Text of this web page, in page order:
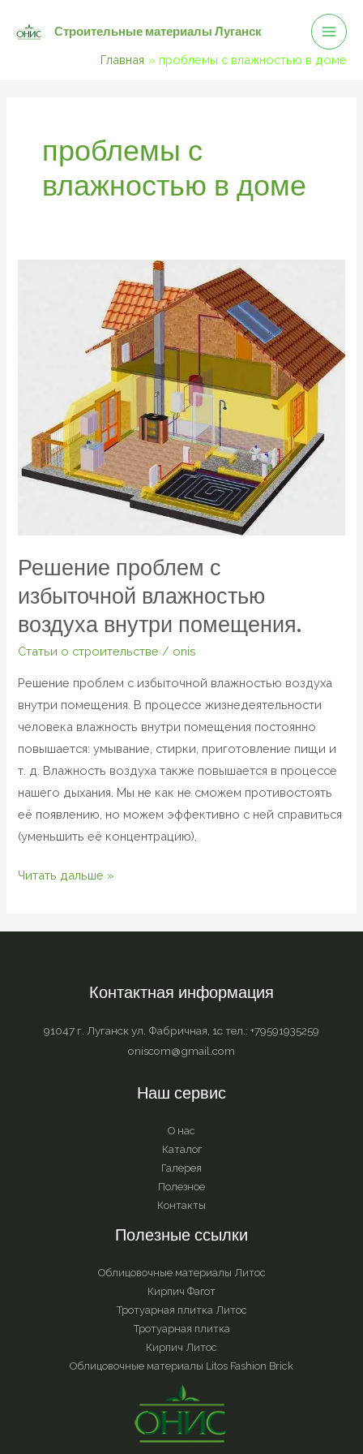
Строительные материалы Луганск
Главная проблемы с влажностью в доме
проблемы с
влажностью в доме
Решение проблем с
избыточной влажностью
воздуха внутри помещения.
Статьи о строительстве / onis
Решение проблем с избыточной влажностью воздуха
внутри помещения. В процессе жизнедеятельности
человека влажность внутри помещения постоянно
повышается: умывание, стирки, приготовление пищи и
т. д. Влажность воздуха также повышается в процессе
нашего дыхания. Мы не как не сможем противостоять
её появлению, но можем эффективно с ней справиться
(уменьшить её концентрацию).
влажностью
помещения.
Читать дальше »
Контактная информация
91047 г. Луганск ул. Фабричная, 1с тел.: +79591935259
oniscom@gmail.com
Наш сервис
О нас
Каталог
Галерея
Полезное
Контакты
Полезные ссылки
Облицовочные материалы Литос
Кирпич Фагот
Тротуарная плитка Литос
Тротуарная плитка
Кирпич Литос
Облицовочные материалы Litos Fashion Brick